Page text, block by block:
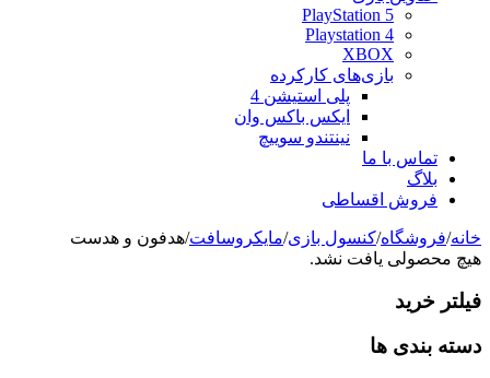
PlayStation 5
Playstation 4
XBOX
بازی‌های کارکرده
پلی استیشن 4
ایکس باکس وان
نینتندو سوییچ
تماس با ما
بلاگ
فروش اقساطی
خانه/فروشگاه/کنسول بازی/مایکروسافت/هدفون و هدست
هیچ محصولی یافت نشد.
فیلتر خرید
دسته بندی ها